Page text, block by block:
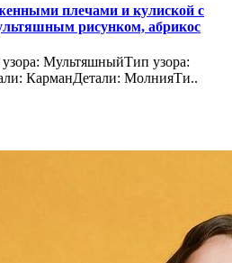
плечами и кулиской с
рисунком, абрикос
МультяшныйТип узора:
КарманДетали: МолнияТи..